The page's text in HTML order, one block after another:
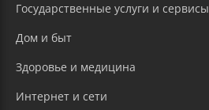
Государственные услуги и сервисы
Дом и быт
Здоровье и медицина
Интернет и сети